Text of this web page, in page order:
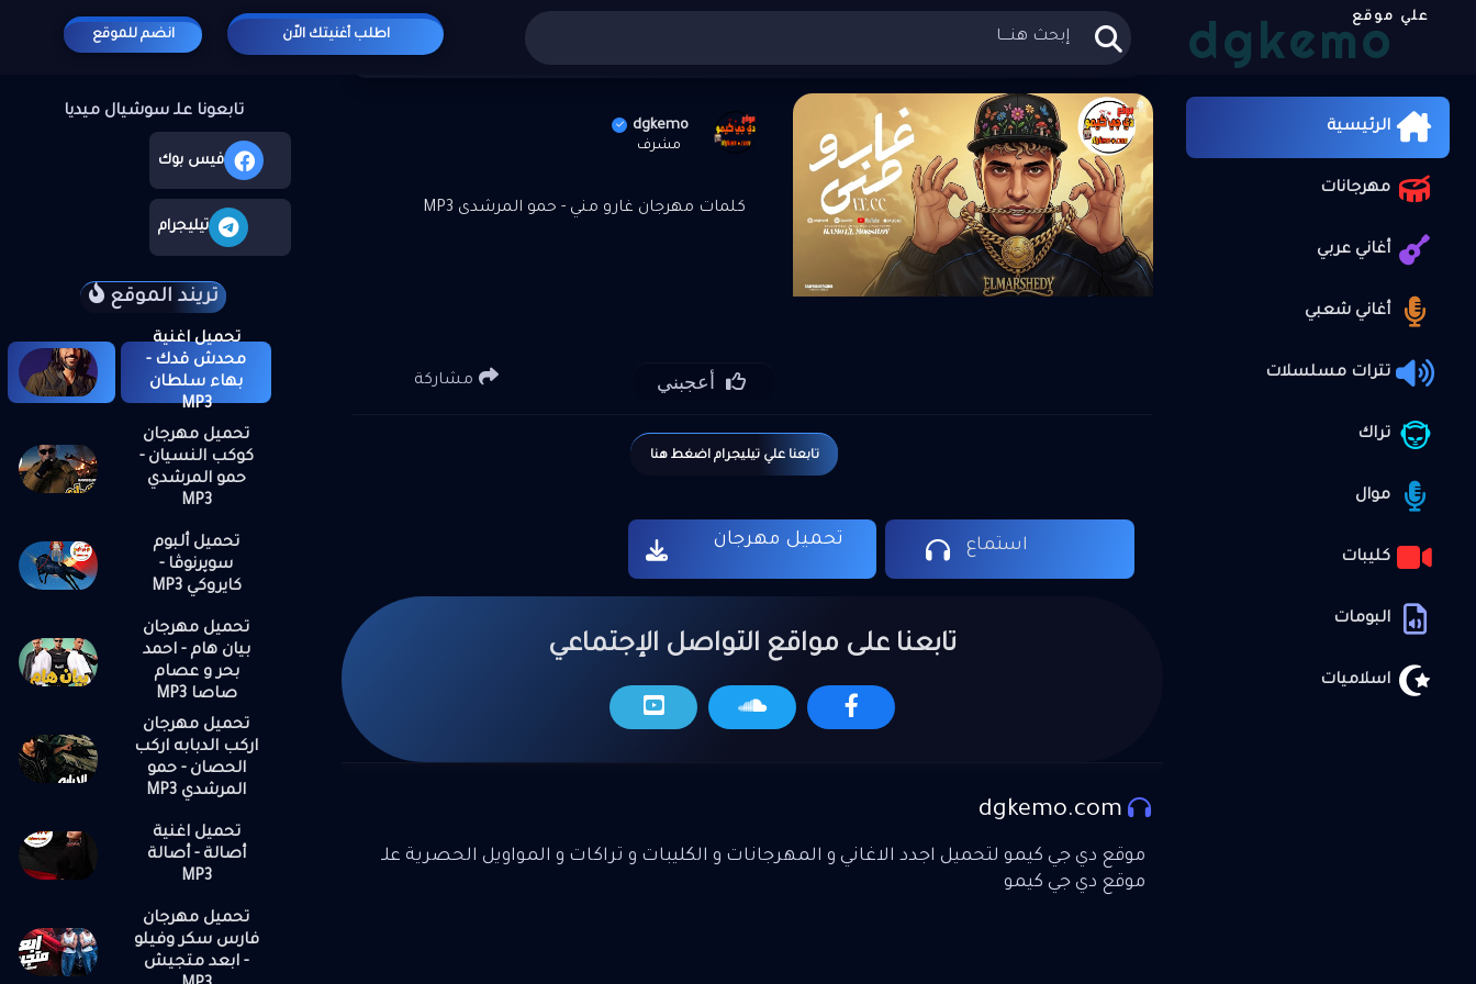
الرئيسية
مهرجانات
أغاني عربي
أغاني شعبي
تترات مسلسلات
تراك
موال
كليبات
البومات
اسلاميات
dgkemoعلي موقع
اطلب أغنيتك الاّن
انضم للموقع
تابعونا علـ سوشيال ميديا
يوتيوب
إنستجرام
فيس بوك
تيليجرام
تريند الموقع
تحميل اغنية
محدش قدك -
بهاء سلطان
MP3
تحميل مهرجان
كوكب النسيان -
حمو المرشدي
MP3
تحميل ألبوم
سوپرنوڤا -
كايروكي MP3
تحميل مهرجان
بيان هام - احمد
بحر و عصام
صاصا MP3
تحميل مهرجان
اركب الدبابه اركب
الحصان - حمو
المرشدي MP3
تحميل اغنية
أصالة - أصالة
MP3
تحميل مهرجان
فارس سكر وفيلو
- ابعد متجيش
الرئيسية أغاني عربي تنزيل واستماع مهرجان غارو مني - حمو المرشدى MP3
استماع
تابعنا علي تيليجرام اضغط هنا
تحميل مهرجان
تابعنا على مواقع التواصل الإجتماعي
dgkemo.com
موقع دي جي كيمو لتحميل اجدد الاغاني و المهرجانات و الكليبات و تراكات و المواويل الحصرية علـ
موقع دي جي كيمو
dgkemo
مشرف
كلمات مهرجان غارو مني - حمو المرشدى MP3
مشاركة أعجبني